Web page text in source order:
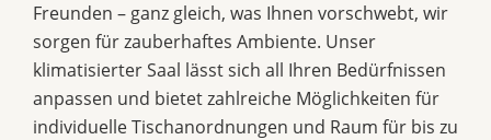
Freunden – ganz gleich, was Ihnen vorschwebt, wir
sorgen für zauberhaftes Ambiente. Unser
klimatisierter Saal lässt sich all Ihren Bedürfnissen
anpassen und bietet zahlreiche Möglichkeiten für
individuelle Tischanordnungen und Raum für bis zu